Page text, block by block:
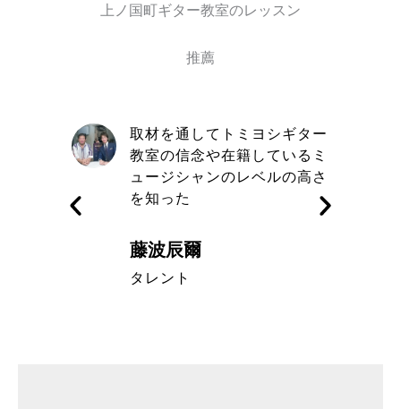
上ノ国町ギター教室のレッスン
推薦
取材を通してトミヨシギター
教室の信念や在籍しているミ
ュージシャンのレベルの高さ
を知った
藤波辰爾
タレント